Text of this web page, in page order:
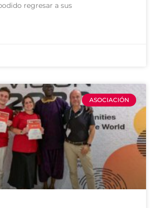
regresar a sus
ASOCIACIÓN